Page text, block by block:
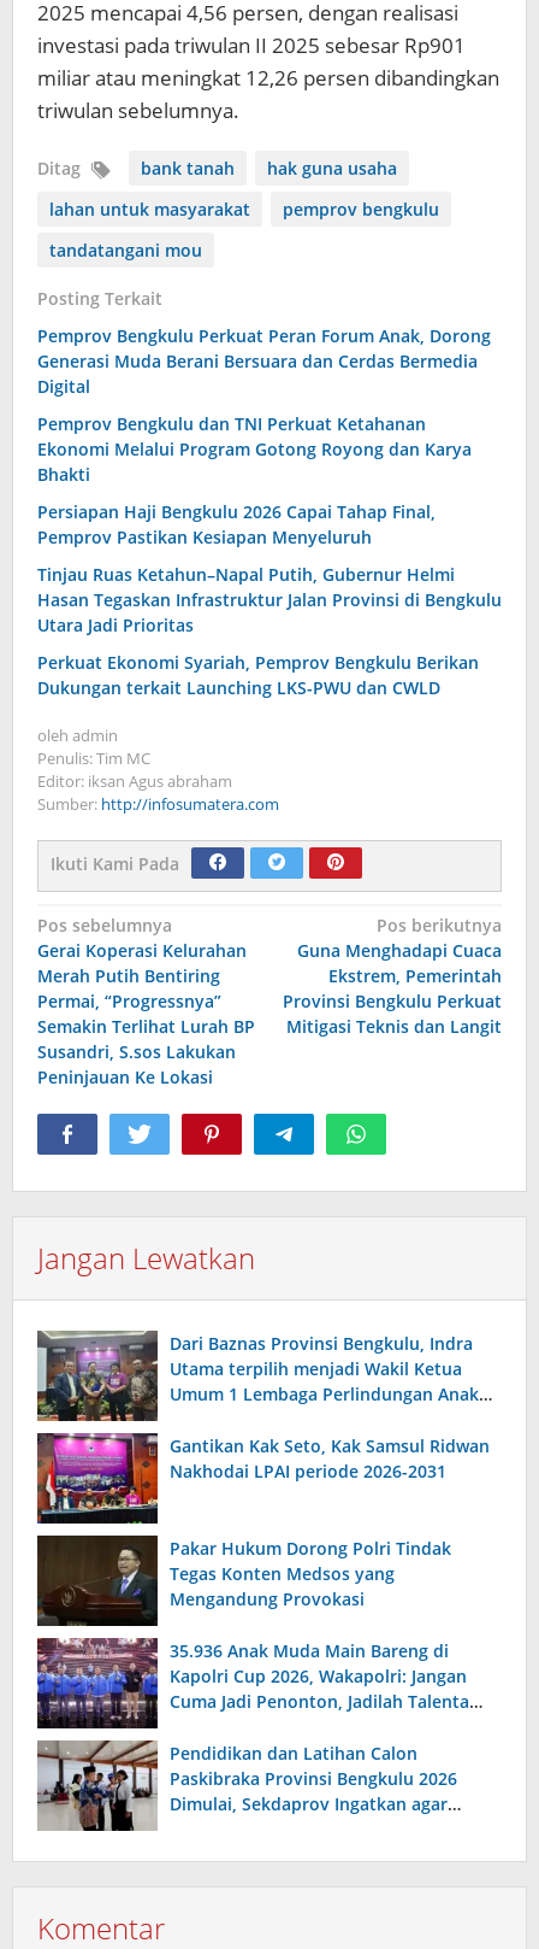
2025 mencapai 4,56 persen, dengan realisasi
investasi pada triwulan II 2025 sebesar Rp901
miliar atau meningkat 12,26 persen dibandingkan
triwulan sebelumnya.
Ditag bank tanah
hak guna usaha
lahan untuk masyarakat
pemprov bengkulu
tandatangani mou
Posting Terkait
Pemprov Bengkulu Perkuat Peran Forum Anak, Dorong
Generasi Muda Berani Bersuara dan Cerdas Bermedia
Digital
Pemprov Bengkulu dan TNI Perkuat Ketahanan
Ekonomi Melalui Program Gotong Royong dan Karya
Bhakti
Persiapan Haji Bengkulu 2026 Capai Tahap Final,
Pemprov Pastikan Kesiapan Menyeluruh
Tinjau Ruas Ketahun–Napal Putih, Gubernur Helmi
Hasan Tegaskan Infrastruktur Jalan Provinsi di Bengkulu
Utara Jadi Prioritas
Perkuat Ekonomi Syariah, Pemprov Bengkulu Berikan
Dukungan terkait Launching LKS-PWU dan CWLD
oleh admin
Penulis: Tim MC
Editor: iksan Agus abraham
Sumber: http://infosumatera.com
Ikuti Kami Pada
Navigasi
pos
Pos sebelumnya
Gerai Koperasi Kelurahan
Merah Putih Bentiring
Permai, “Progressnya”
Semakin Terlihat Lurah BP
Susandri, S.sos Lakukan
Peninjauan Ke Lokasi
Pos berikutnya
Guna Menghadapi Cuaca
Ekstrem, Pemerintah
Provinsi Bengkulu Perkuat
Mitigasi Teknis dan Langit
Jangan Lewatkan
Dari Baznas Provinsi Bengkulu, Indra
Utama terpilih menjadi Wakil Ketua
Umum 1 Lembaga Perlindungan Anak
Gantikan Kak Seto, Kak Samsul Ridwan
Nakhodai LPAI periode 2026-2031
Pakar Hukum Dorong Polri Tindak
Tegas Konten Medsos yang
Mengandung Provokasi
35.936 Anak Muda Main Bareng di
Kapolri Cup 2026, Wakapolri: Jangan
Cuma Jadi Penonton, Jadilah Talenta
Pendidikan dan Latihan Calon
Paskibraka Provinsi Bengkulu 2026
Dimulai, Sekdaprov Ingatkan agar
Komentar